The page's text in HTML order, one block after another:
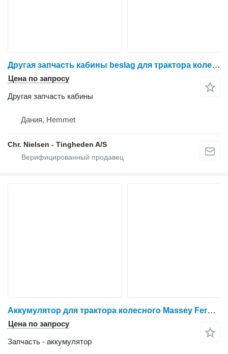
Другая запчасть кабины beslag для трактора колесного Massey Ferguson 6465
Цена по запросу
Другая запчасть кабины
Дания, Hemmet
Chr. Nielsen - Tingheden A/S
Аккумулятор для трактора колесного Massey Ferguson 6465
Цена по запросу
Запчасть - аккумулятор